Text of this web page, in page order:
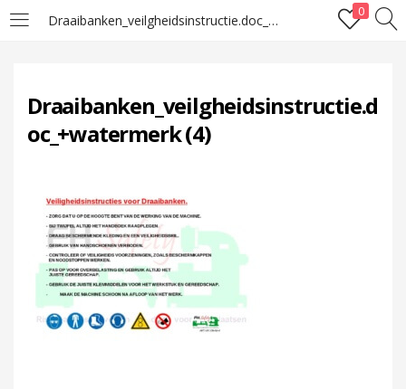
Draaibanken_veilgheidsinstructie.doc_+watermerk (4)
0
LOGIN
Enter your username and password to login.
Remember me
Draaibanken_veilgheidsinstructie.d
oc_+watermerk (4)